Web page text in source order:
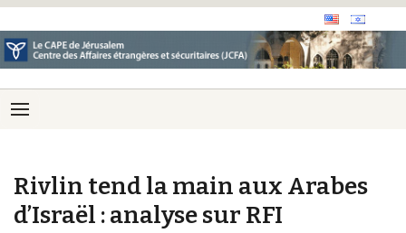
Rivlin tend la main aux Arabes
d’Israël : analyse sur RFI